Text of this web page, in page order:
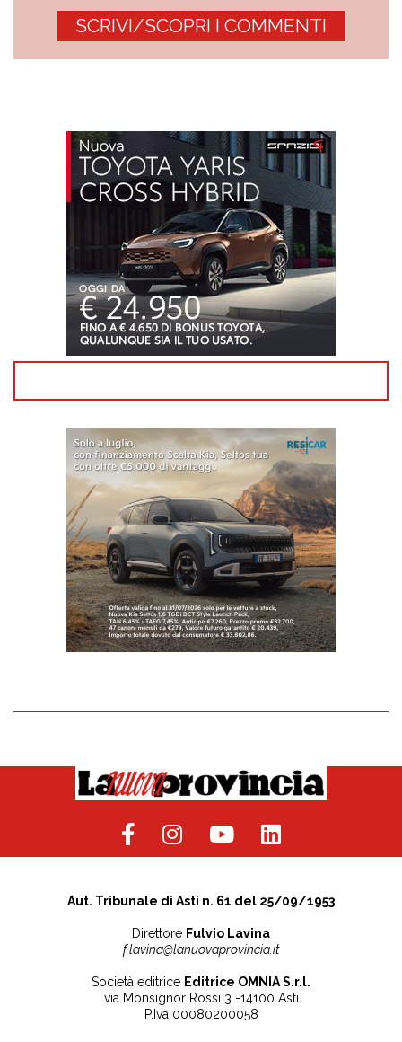
SCRIVI/SCOPRI I COMMENTI
Aut. Tribunale di Asti n. 61 del 25/09/1953
Direttore Fulvio Lavina
f.lavina@lanuovaprovincia.it
Società editrice Editrice OMNIA S.r.l.
via Monsignor Rossi 3 -14100 Asti
P.Iva 00080200058